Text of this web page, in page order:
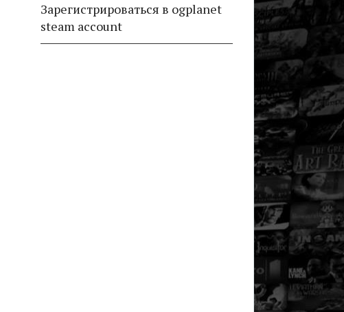
Зарегистрироваться в ogplanet
steam account